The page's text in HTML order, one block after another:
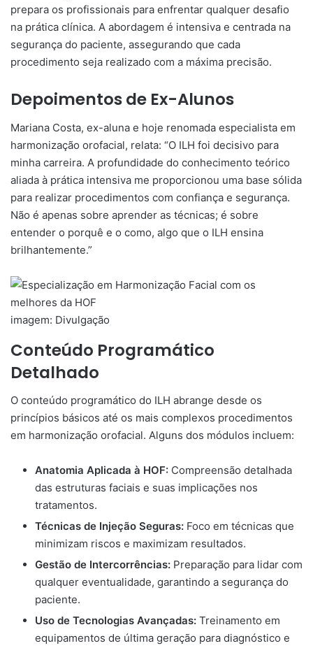
prepara os profissionais para enfrentar qualquer desafio
na prática clínica. A abordagem é intensiva e centrada na
segurança do paciente, assegurando que cada
procedimento seja realizado com a máxima precisão.
Depoimentos de Ex-Alunos
Mariana Costa, ex-aluna e hoje renomada especialista em
harmonização orofacial, relata: “O ILH foi decisivo para
minha carreira. A profundidade do conhecimento teórico
aliada à prática intensiva me proporcionou uma base sólida
para realizar procedimentos com confiança e segurança.
Não é apenas sobre aprender as técnicas; é sobre
entender o porquê e o como, algo que o ILH ensina
brilhantemente.”
imagem: Divulgação
Conteúdo Programático
Detalhado
O conteúdo programático do ILH abrange desde os
princípios básicos até os mais complexos procedimentos
em harmonização orofacial. Alguns dos módulos incluem:
Anatomia Aplicada à HOF: Compreensão detalhada
das estruturas faciais e suas implicações nos
tratamentos.
Técnicas de Injeção Seguras: Foco em técnicas que
minimizam riscos e maximizam resultados.
Gestão de Intercorrências: Preparação para lidar com
qualquer eventualidade, garantindo a segurança do
paciente.
Uso de Tecnologias Avançadas: Treinamento em
equipamentos de última geração para diagnóstico e